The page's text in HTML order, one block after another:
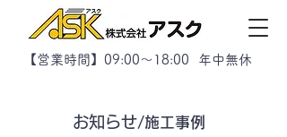
【 営業時間】09:00～18:00 年中無休
お知らせ/​施工事例